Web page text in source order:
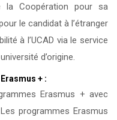
la Coopération pour sa
le candidat à l’étranger
à l’UCAD via le service
d’origine.
+ :
Erasmus + avec
programmes Erasmus